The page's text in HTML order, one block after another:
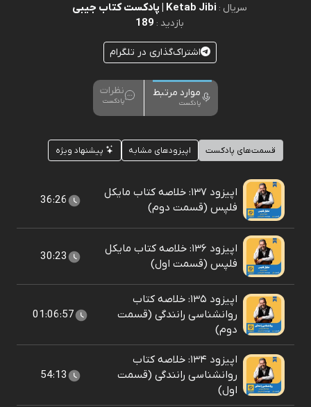
سریال : Ketab Jibi | پادکست کتاب جیبی
بازدید : 189
اشتراک‌گذاری در تلگرام
موارد مرتبط
پادکست
نظرات
پادکست
قسمت‌های پادکست اپیزودهای مشابه پیشنهاد ویژه
اپیزود ۱۳۷: خلاصه کتاب مایکل
فلپس (قسمت دوم)
36:26
اپیزود ۱۳۶: خلاصه کتاب مایکل
فلپس (قسمت اول)
30:23
اپیزود ۱۳۵: خلاصه کتاب
روانشناسی رانندگی (قسمت
دوم)
01:06:57
اپیزود ۱۳۴: خلاصه کتاب
روانشناسی رانندگی (قسمت
اول)
54:13